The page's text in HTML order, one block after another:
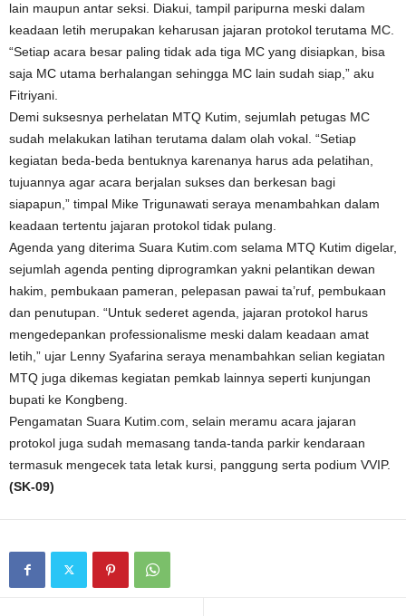
lain maupun antar seksi. Diakui, tampil paripurna meski dalam
keadaan letih merupakan keharusan jajaran protokol terutama MC.
“Setiap acara besar paling tidak ada tiga MC yang disiapkan, bisa
saja MC utama berhalangan sehingga MC lain sudah siap,” aku
Fitriyani.
Demi suksesnya perhelatan MTQ Kutim, sejumlah petugas MC
sudah melakukan latihan terutama dalam olah vokal. “Setiap
kegiatan beda-beda bentuknya karenanya harus ada pelatihan,
tujuannya agar acara berjalan sukses dan berkesan bagi
siapapun,” timpal Mike Trigunawati seraya menambahkan dalam
keadaan tertentu jajaran protokol tidak pulang.
Agenda yang diterima Suara Kutim.com selama MTQ Kutim digelar,
sejumlah agenda penting diprogramkan yakni pelantikan dewan
hakim, pembukaan pameran, pelepasan pawai ta’ruf, pembukaan
dan penutupan. “Untuk sederet agenda, jajaran protokol harus
mengedepankan professionalisme meski dalam keadaan amat
letih,” ujar Lenny Syafarina seraya menambahkan selian kegiatan
MTQ juga dikemas kegiatan pemkab lainnya seperti kunjungan
bupati ke Kongbeng.
Pengamatan Suara Kutim.com, selain meramu acara jajaran
protokol juga sudah memasang tanda-tanda parkir kendaraan
termasuk mengecek tata letak kursi, panggung serta podium VVIP.
(SK-09)